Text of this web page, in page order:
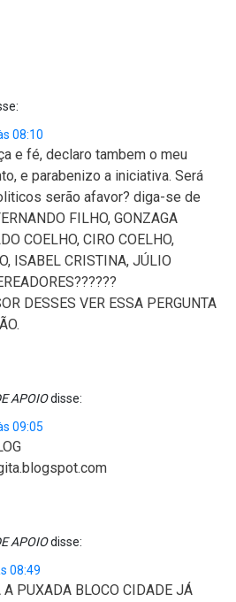
08:10
e fé, declaro tambem o meu
e parabenizo a iniciativa. Será
serão afavor? diga-se de
FILHO, GONZAGA
COELHO, CIRO COELHO,
ISABEL CRISTINA, JÚLIO
DESSES VER ESSA PERGUNTA
APOIOdisse:
09:05
APOIOdisse:
08:49
A PUXADA BLOCO CIDADE JÁ